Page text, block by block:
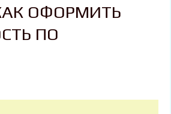
ОФОРМИТЬ
ПО